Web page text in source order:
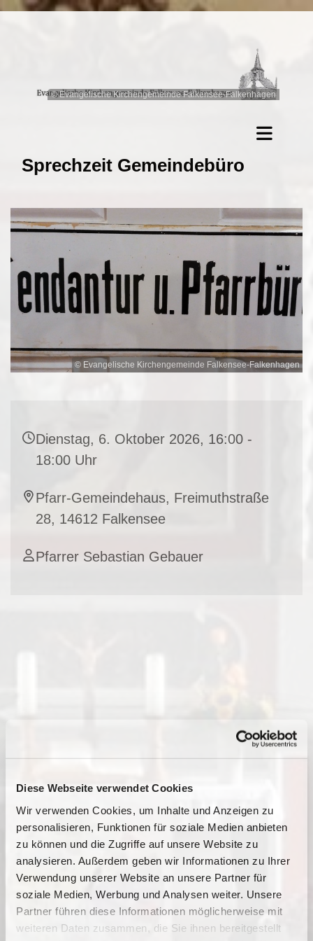
Diese Webseite verwendet Cookies
Wir verwenden Cookies, um Inhalte und Anzeigen zu
personalisieren, Funktionen für soziale Medien anbieten
zu können und die Zugriffe auf unsere Website zu
analysieren. Außerdem geben wir Informationen zu Ihrer
Verwendung unserer Website an unsere Partner für
soziale Medien, Werbung und Analysen weiter. Unsere
Partner führen diese Informationen möglicherweise mit
weiteren Daten zusammen, die Sie ihnen bereitgestellt
© Evangelische Kirchengemeinde Falkensee-Falkenhagen
Sprechzeit Gemeindebüro
© Evangelische Kirchengemeinde Falkensee-Falkenhagen
Dienstag, 6. Oktober 2026, 16:00 -
18:00 Uhr
Pfarr-Gemeindehaus, Freimuthstraße
28, 14612 Falkensee
Pfarrer Sebastian Gebauer
Dies könnte Sie auch
interessieren